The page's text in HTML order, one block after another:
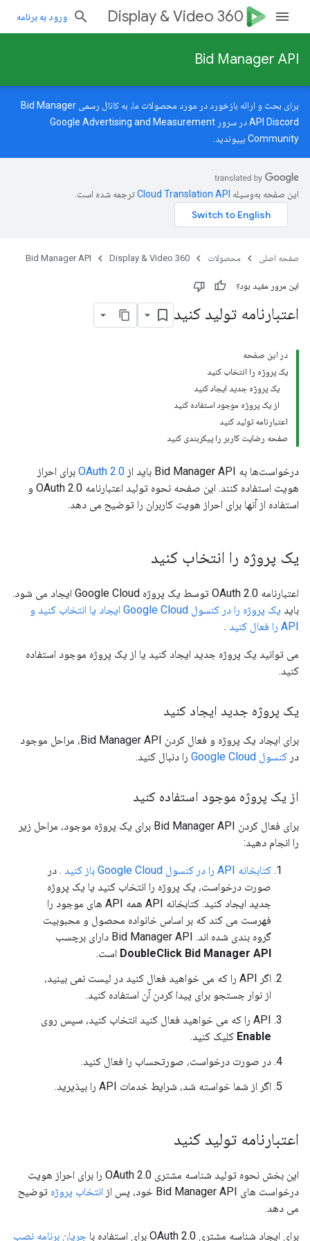
Display & Video 360 ورود به برنامه
Bid Manager API
برای بحث و ارائه بازخورد در مورد محصولات ما، به کانال رسمی Bid Manager
API Discord در سرور
Google Advertising and Measurement
Community بپیوندید.
این صفحه به‌وسیله ترجمه شده است.
صفحه اصلی محصولات Display & Video 360
Bid Manager API
این مرور مفید بود؟
اعتبارنامه تولید کنید
در این صفحه
یک پروژه را انتخاب کنید
یک پروژه جدید ایجاد کنید
از یک پروژه موجود استفاده کنید
اعتبارنامه تولید کنید
صفحه رضایت کاربر را پیکربندی کنید
درخواست‌ها به Bid Manager API باید از OAuth 2.0 برای احراز
هویت استفاده کنند. این صفحه نحوه تولید اعتبارنامه OAuth 2.0 و
استفاده از آنها برای احراز هویت کاربران را توضیح می دهد.
یک پروژه را انتخاب کنید
اعتبارنامه OAuth 2.0 توسط یک پروژه Google Cloud ایجاد می شود.
باید
یک پروژه را در کنسول Google Cloud ایجاد یا انتخاب کنید و
API را فعال کنید
.
می توانید یک پروژه جدید ایجاد کنید یا از یک پروژه موجود استفاده
کنید.
یک پروژه جدید ایجاد کنید
برای ایجاد یک پروژه و فعال کردن Bid Manager API، مراحل موجود
در کنسول Google Cloud را دنبال کنید.
از یک پروژه موجود استفاده کنید
برای فعال کردن Bid Manager API برای یک پروژه موجود، مراحل زیر
را انجام دهید:
کتابخانه API را در کنسول Google Cloud باز کنید
. در
صورت درخواست، یک پروژه را انتخاب کنید یا یک پروژه
جدید ایجاد کنید. کتابخانه API همه API های موجود را
فهرست می کند که بر اساس خانواده محصول و محبوبیت
گروه بندی شده اند. Bid Manager API دارای برچسب
DoubleClick Bid Manager API است.
اگر API را که می خواهید فعال کنید در لیست نمی بینید،
از نوار جستجو برای پیدا کردن آن استفاده کنید.
API را که می خواهید فعال کنید انتخاب کنید، سپس روی
Enable کلیک کنید.
در صورت درخواست، صورتحساب را فعال کنید.
اگر از شما خواسته شد، شرایط خدمات API را بپذیرید.
اعتبارنامه تولید کنید
این بخش نحوه تولید شناسه مشتری OAuth 2.0 را برای احراز هویت
درخواست های Bid Manager API خود، پس از
انتخاب پروژه توضیح
می دهد.
برای ایجاد شناسه مشتری OAuth 2.0 برای استفاده با جریان برنامه نصب